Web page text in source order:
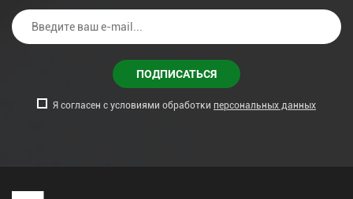
ПОДПИСАТЬСЯ
Я согласен с условиями обработки персональных данных